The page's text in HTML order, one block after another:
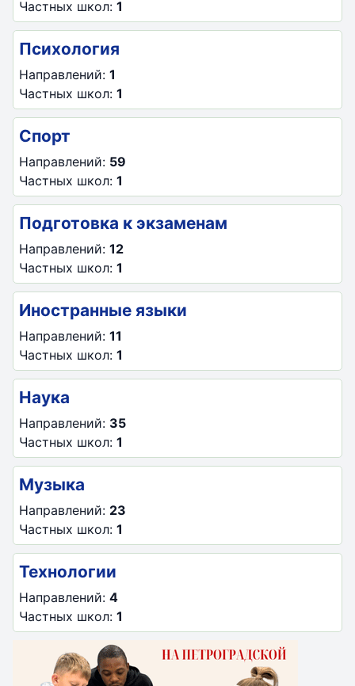
Частных школ: 1
Психология
Направлений: 1
Частных школ: 1
Спорт
Направлений: 59
Частных школ: 1
Подготовка к экзаменам
Направлений: 12
Частных школ: 1
Иностранные языки
Направлений: 11
Частных школ: 1
Наука
Направлений: 35
Частных школ: 1
Музыка
Направлений: 23
Частных школ: 1
Технологии
Направлений: 4
Частных школ: 1